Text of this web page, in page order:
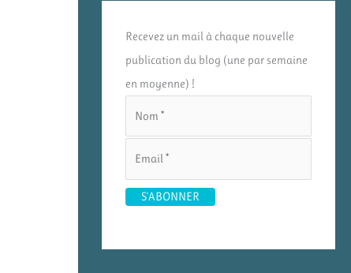
Recevez un mail à chaque nouvelle
publication du blog (une par semaine
en moyenne) !